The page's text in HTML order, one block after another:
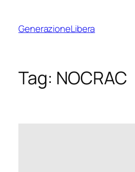
contenuto
GenerazioneLibera
Tag: NOCRAC